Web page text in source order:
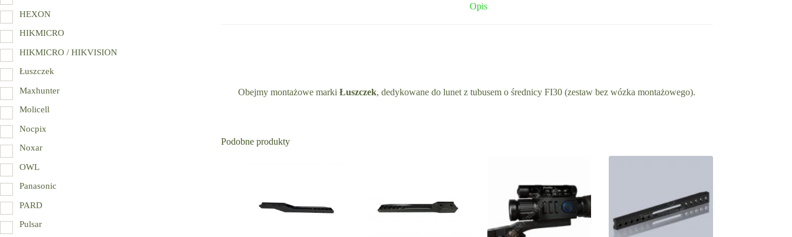
Opis
Obejmy montażowe markiŁuszczek, dedykowane do lunet z tubusem o średnicy FI30 (zestaw bez wózka montażowego).
Podobne produkty
HEXON
HIKMICRO
HIKMICRO / HIKVISION
Łuszczek
Maxhunter
Molicell
Nocpix
Noxar
OWL
Panasonic
PARD
Pulsar